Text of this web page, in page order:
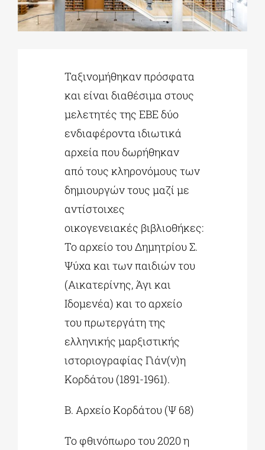
ΕΚΠΑΙΔΕΥΤΙΚΑ ΙΔΡΥΜΑΤΑ
ΠΟΛΙΤΙΣΤΙΚΟΙ ΦΟΡΕΙΣ
Ταξινομήθηκαν πρόσφατα
και είναι διαθέσιμα στους
μελετητές της ΕΒΕ δύο
ενδιαφέροντα ιδιωτικά
αρχεία που δωρήθηκαν
από τους κληρονόμους των
δημιουργών τους μαζί με
αντίστοιχες
οικογενειακές βιβλιοθήκες:
Το αρχείο του Δημητρίου Σ.
Ψύχα και των παιδιών του
(Αικατερίνης, Άγι και
Ιδομενέα) και το αρχείο
του πρωτεργάτη της
ελληνικής μαρξιστικής
ιστοριογραφίας Γιάν(ν)η
Κορδάτου (1891-1961).
Β. Αρχείο Κορδάτου (Ψ 68)
Το φθινόπωρο του 2020 η